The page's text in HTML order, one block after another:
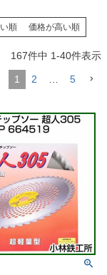
順 価格が高い順
167件中 1-40件表示
1 2 … 5